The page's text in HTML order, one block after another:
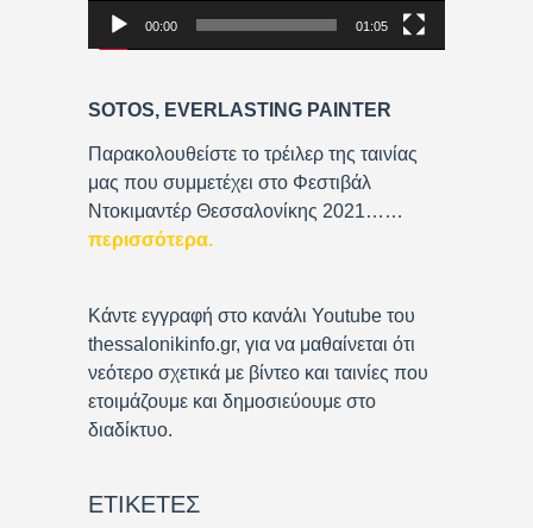
e
r
00:00 01:05
SOTOS, EVERLASTING PAINTER
Παρακολουθείστε το τρέιλερ της ταινίας
μας που συμμετέχει στο Φεστιβάλ
Ντοκιμαντέρ Θεσσαλονίκης 2021……
περισσότερα.
Κάντε εγγραφή στο κανάλι Youtube του
thessalonikinfo.gr, για να μαθαίνεται ότι
νεότερο σχετικά με βίντεο και ταινίες που
ετοιμάζουμε και δημοσιεύουμε στο
διαδίκτυο.
ΕΤΙΚΈΤΕΣ